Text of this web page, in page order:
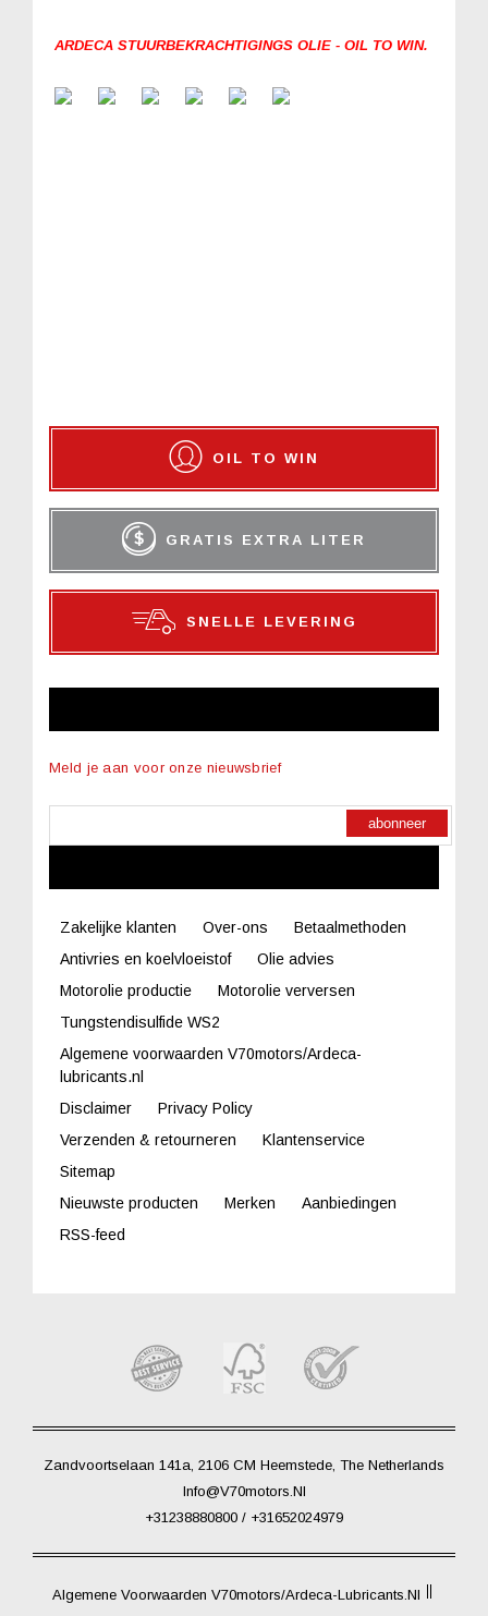
ARDECA STUURBEKRACHTIGINGS OLIE - OIL TO WIN.
OIL TO WIN
GRATIS EXTRA LITER
SNELLE LEVERING
Meld je aan voor onze nieuwsbrief
abonneer
Zakelijke klanten Over-ons
Betaalmethoden
Antivries en koelvloeistof
Olie advies
Motorolie productie
Motorolie verversen
Tungstendisulfide WS2
Algemene voorwaarden V70motors/Ardeca-
lubricants.nl
Disclaimer
Privacy Policy
Verzenden & retourneren
Klantenservice
Sitemap
Nieuwste producten
Merken
Aanbiedingen
RSS-feed
Zandvoortselaan 141a, 2106 CM Heemstede, The Netherlands
Info@V70motors.nl
+31238880800 / +31652024979
Algemene Voorwaarden V70motors/Ardeca-Lubricants.nl